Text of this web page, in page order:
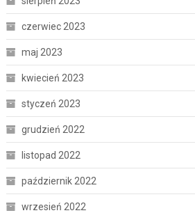
czerwiec 2023
maj 2023
kwiecień 2023
styczeń 2023
grudzień 2022
listopad 2022
październik 2022
wrzesień 2022